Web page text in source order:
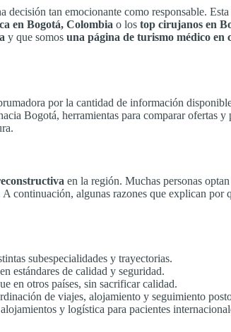
decisión tan emocionante como responsable.
en Bogotá, Colombia o los top cirujanos en
y que somos una página de turismo médico en
por la cantidad de información
Bogotá, herramientas para comparar ofertas
en la región. Muchas personas
A continuación, algunas razones que explican por
subespecialidades y trayectorias.
estándares de calidad y seguridad.
en otros países, sin sacrificar calidad.
de viajes, alojamiento y seguimiento
y logística para pacientes